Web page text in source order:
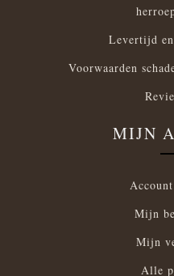
Levertijd
Voorwaarden
MIJN
Mijn
Mijn
Alle